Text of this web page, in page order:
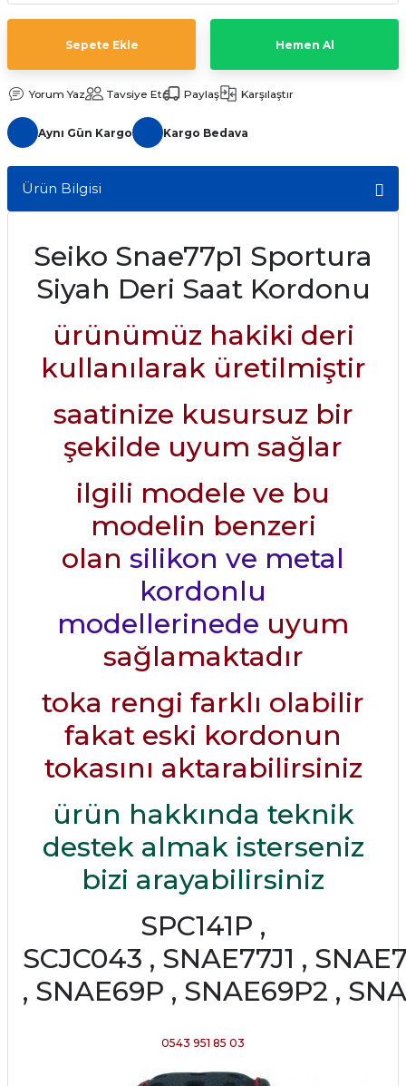
Sepete Ekle Hemen Al
Yorum Yaz Tavsiye Et Paylaş Karşılaştır
Aynı Gün Kargo Kargo Bedava
Ürün Bilgisi
Seiko Snae77p1 Sportura
Siyah Deri Saat Kordonu
ürünümüz hakiki deri
kullanılarak üretilmiştir
saatinize kusursuz bir
şekilde uyum sağlar
ilgili modele ve bu
modelin benzeri
olan silikon ve metal
kordonlu
modellerinede uyum
sağlamaktadır
toka rengi farklı olabilir
fakat eski kordonun
tokasını aktarabilirsiniz
ürün hakkında teknik
destek almak isterseniz
bizi arayabilirsiniz
SPC141P ,
SCJC043 , SNAE77J1 ,
, SNAE69P , SNAE69P2 ,
0543 951 85 03